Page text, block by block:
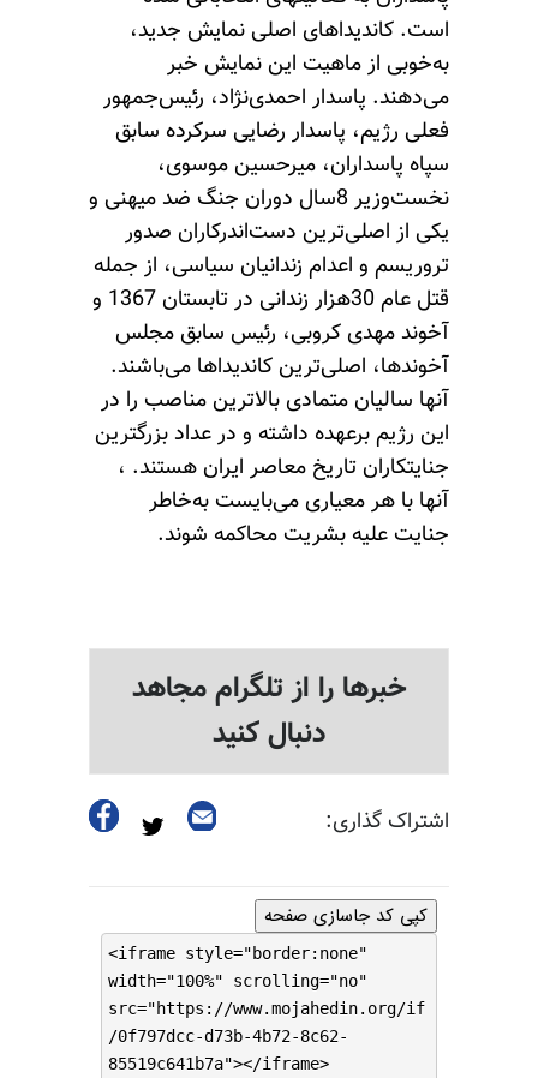
است. کاندیداهای اصلی نمایش جدید،
به‌خوبی از ماهیت این نمایش خبر
می‌دهند. پاسدار احمدی‌نژاد، رئیس‌جمهور
فعلی رژیم، پاسدار رضایی سرکرده سابق
سپاه پاسداران، میرحسین موسوی،
نخست‌وزیر 8سال دوران جنگ ضد میهنی و
یکی از اصلی‌ترین دست‌اندرکاران صدور
تروریسم و اعدام زندانیان سیاسی، از جمله
قتل عام 30هزار زندانی در تابستان 1367 و
آخوند مهدی کروبی، رئیس سابق مجلس
آخوندها، اصلی‌ترین کاندیداها می‌باشند.
آنها سالیان متمادی بالاترین مناصب را در
این رژیم برعهده داشته و در عداد بزرگترین
جنایتکاران تاریخ معاصر ایران هستند. ،
آنها با هر معیاری می‌بایست به‌خاطر
جنایت علیه بشریت محاکمه شوند.
خبرها را از تلگرام مجاهد
دنبال کنید
اشتراک گذاری:
کپی کد جاسازی صفحه
<iframe style="border:none"
width="100%" scrolling="no"
src="https://www.mojahedin.org/if
/0f797dcc-d73b-4b72-8c62-
85519c641b7a"></iframe>